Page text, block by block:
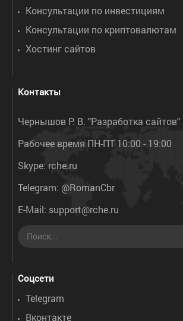
Консультации по инвестициям
Консультации по криптовалютам
Хостинг сайтов
Контакты
Чернышов Р. В. "Разработка сайтов"
Рабочее время ПН-ПТ 10:00 - 19:00
Skype: rche.ru
Telegram: @RomanCbr
E-Mail: support@rche.ru
Соцсети
Telegram
Вконтакте